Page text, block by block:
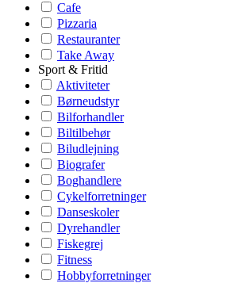
Cafe
Pizzaria
Restauranter
Take Away
Sport & Fritid
Aktiviteter
Børneudstyr
Bilforhandler
Biltilbehør
Biludlejning
Biografer
Boghandlere
Cykelforretninger
Danseskoler
Dyrehandler
Fiskegrej
Fitness
Hobbyforretninger